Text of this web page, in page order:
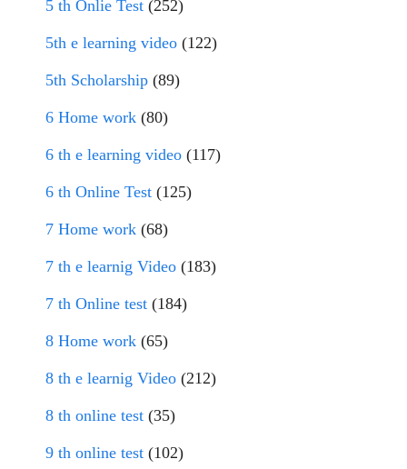
5 th Onlie Test (252)
5th e learning video (122)
5th Scholarship (89)
6 Home work (80)
6 th e learning video (117)
6 th Online Test (125)
7 Home work (68)
7 th e learnig Video (183)
7 th Online test (184)
8 Home work (65)
8 th e learnig Video (212)
8 th online test (35)
9 th online test (102)